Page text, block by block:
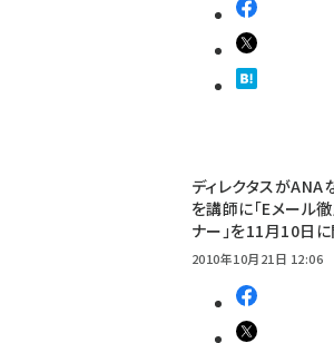
ディレクタスがANA
を講師に「Eメール
ナー」を11月10日
2010年10月21日 12:06